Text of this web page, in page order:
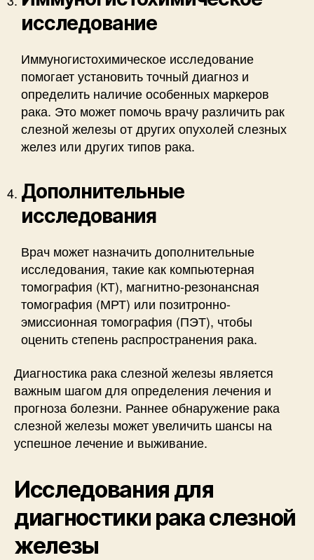
исследование
Иммуногистохимическое исследование
помогает установить точный диагноз и
определить наличие особенных маркеров
рака. Это может помочь врачу различить рак
слезной железы от других опухолей слезных
желез или других типов рака.
Дополнительные
исследования
Врач может назначить дополнительные
исследования, такие как компьютерная
томография (КТ), магнитно-резонансная
томография (МРТ) или позитронно-
эмиссионная томография (ПЭТ), чтобы
оценить степень распространения рака.
Диагностика рака слезной железы является
важным шагом для определения лечения и
прогноза болезни. Раннее обнаружение рака
слезной железы может увеличить шансы на
успешное лечение и выживание.
Исследования для
диагностики рака слезной
железы